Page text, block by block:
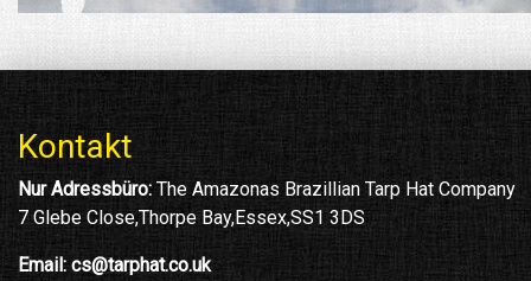
Kontakt
Nur Adressbüro: The Amazonas Brazillian Tarp Hat Company
7 Glebe Close,Thorpe Bay,Essex,SS1 3DS
Email: cs@tarphat.co.uk